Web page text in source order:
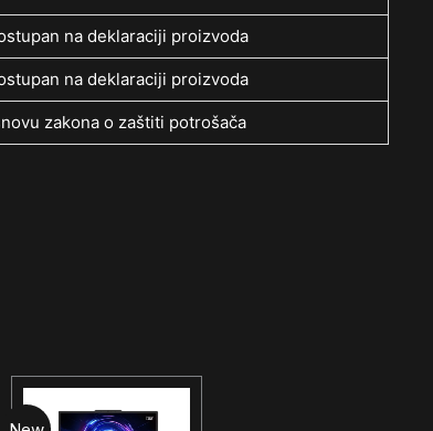
na deklaraciji proizvoda
na deklaraciji proizvoda
zakona o zaštiti potrošača